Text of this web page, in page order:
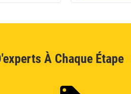
À Chaque Étape